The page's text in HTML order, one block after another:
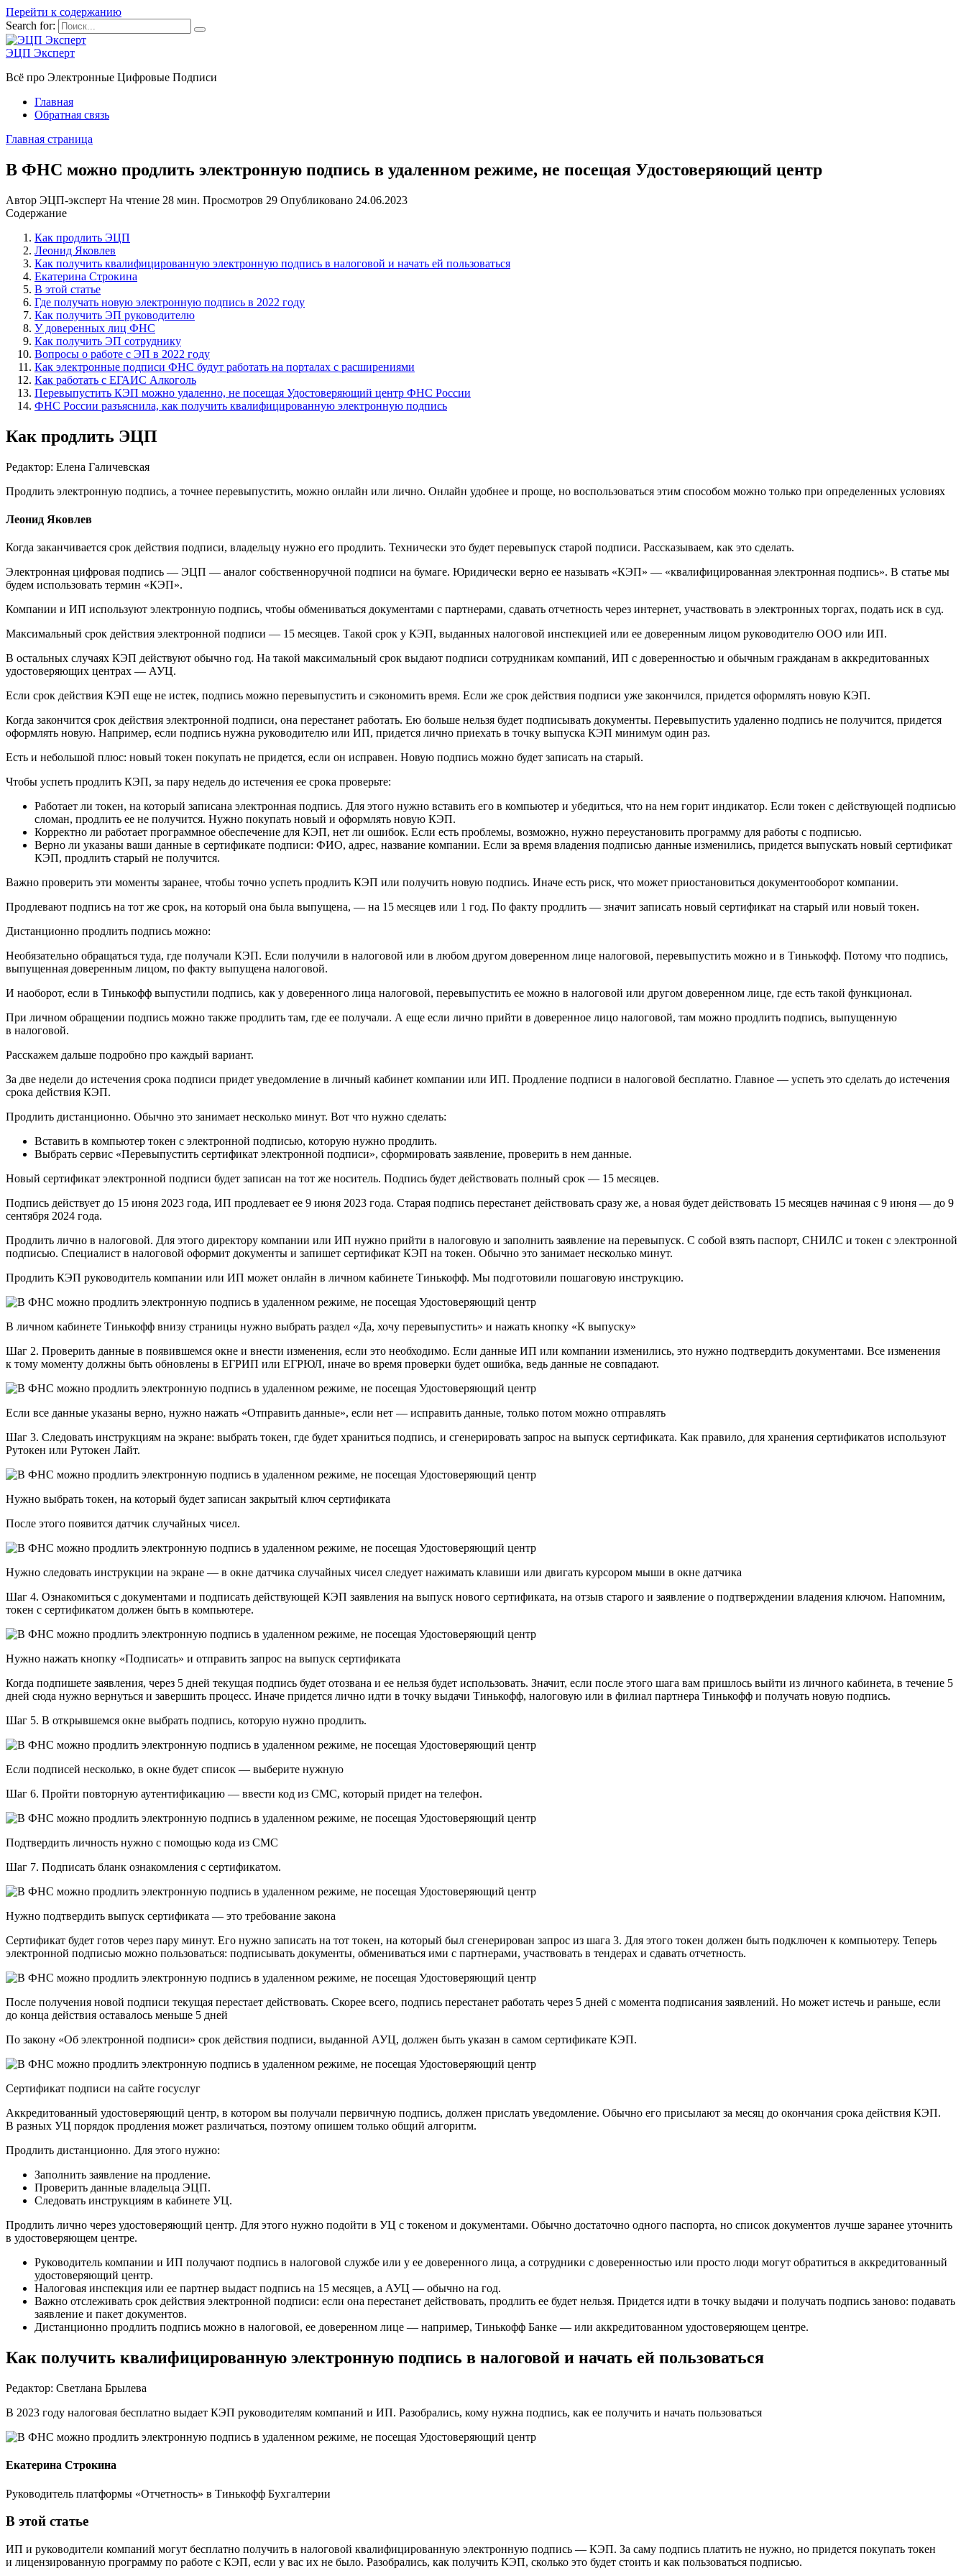
Перейти к содержанию
Search for:
ЭЦП Эксперт
Всё про Электронные Цифровые Подписи
Главная
Обратная связь
Главная страница
В ФНС можно продлить электронную подпись в удаленном режиме, не посещая Удостоверяющий центр
Автор ЭЦП-эксперт На чтение 28 мин. Просмотров 29 Опубликовано 24.06.2023
Содержание
Как продлить ЭЦП
Леонид Яковлев
Как получить квалифицированную электронную подпись в налоговой и начать ей пользоваться
Екатерина Строкина
В этой статье
Где получать новую электронную подпись в 2022 году
Как получить ЭП руководителю
У доверенных лиц ФНС
Как получить ЭП сотруднику
Вопросы о работе с ЭП в 2022 году
Как электронные подписи ФНС будут работать на порталах с расширениями
Как работать с ЕГАИС Алкоголь
Перевыпустить КЭП можно удаленно, не посещая Удостоверяющий центр ФНС России
ФНС России разъяснила, как получить квалифицированную электронную подпись
Как продлить ЭЦП
Редактор: Елена Галичевская
Продлить электронную подпись, а точнее перевыпустить, можно онлайн или лично. Онлайн удобнее и проще, но воспользоваться этим способом можно только при определенных условиях
Леонид Яковлев
Когда заканчивается срок действия подписи, владельцу нужно его продлить. Технически это будет перевыпуск старой подписи. Рассказываем, как это сделать.
Электронная цифровая подпись — ЭЦП — аналог собственноручной подписи на бумаге. Юридически верно ее называть «КЭП» — «квалифицированная электронная подпись». В статье мы
будем использовать термин «КЭП».
Компании и ИП используют электронную подпись, чтобы обмениваться документами с партнерами, сдавать отчетность через интернет, участвовать в электронных торгах, подать иск в суд.
Мак­си­маль­ный срок действия электронной подписи — 15 ме­ся­цев. Такой срок у КЭП, выданных налоговой инспекцией или ее доверенным лицом руководителю ООО или ИП.
В остальных случаях КЭП действуют обычно год. На такой максимальный срок выдают подписи сотрудникам компаний, ИП с доверенностью и обычным гражданам в аккредитованных
удостоверяющих центрах — АУЦ.
Если срок действия КЭП еще не истек, подпись можно перевыпустить и сэкономить время. Если же срок действия подписи уже закончился, придется оформлять новую КЭП.
Когда закончится срок действия электронной подписи, она перестанет работать. Ею больше нельзя будет подписывать документы. Перевыпустить удаленно подпись не получится, придется
оформлять новую. Например, если подпись нужна руководителю или ИП, придется лично приехать в точку выпуска КЭП минимум один раз.
Есть и небольшой плюс: новый токен покупать не придется, если он исправен. Новую подпись можно будет записать на старый.
Чтобы успеть продлить КЭП, за пару недель до истечения ее срока проверьте:
Работает ли токен, на который записана электронная подпись. Для этого нужно вставить его в компьютер и убедиться, что на нем горит индикатор. Если токен с действующей подписью
сломан, продлить ее не получится. Нужно покупать новый и оформлять новую КЭП.
Корректно ли работает программное обеспечение для КЭП, нет ли ошибок. Если есть проблемы, возможно, нужно переустановить программу для работы с подписью.
Верно ли указаны ваши данные в сертификате подписи: ФИО, адрес, название компании. Если за время владения подписью данные изменились, придется выпускать новый сертификат
КЭП, продлить старый не получится.
Важно проверить эти моменты заранее, чтобы точно успеть продлить КЭП или получить новую подпись. Иначе есть риск, что может приостановиться документооборот компании.
Продлевают подпись на тот же срок, на который она была выпущена, — на 15 месяцев или 1 год. По факту продлить — значит записать новый сертификат на старый или новый токен.
Дистанционно продлить подпись можно:
Необязательно обращаться туда, где получали КЭП. Если получили в налоговой или в любом другом доверенном лице налоговой, перевыпустить можно и в Тинькофф. Потому что подпись,
выпущенная доверенным лицом, по факту выпущена налоговой.
И наоборот, если в Тинькофф выпустили подпись, как у доверенного лица налоговой, перевыпустить ее можно в налоговой или другом доверенном лице, где есть такой функционал.
При личном обращении подпись можно также продлить там, где ее получали. А еще если лично прийти в доверенное лицо налоговой, там можно продлить подпись, выпущенную
в налоговой.
Расскажем дальше подробно про каждый вариант.
За две недели до истечения срока подписи придет уведомление в личный кабинет компании или ИП. Продление подписи в налоговой бесплатно. Главное — успеть это сделать до истечения
срока действия КЭП.
Продлить дистанционно. Обычно это занимает несколько минут. Вот что нужно сделать:
Вставить в компьютер токен с электронной подписью, которую нужно продлить.
Выбрать сервис «Перевыпустить сертификат электронной подписи», сформировать заявление, проверить в нем данные.
Новый сертификат электронной подписи будет записан на тот же носитель. Подпись будет действовать полный срок — 15 месяцев.
Подпись действует до 15 июня 2023 года, ИП продлевает ее 9 июня 2023 года. Старая подпись перестанет действовать сразу же, а новая будет действовать 15 месяцев начиная с 9 июня — до 9
сентября 2024 года.
Продлить лично в налоговой. Для этого директору компании или ИП нужно прийти в налоговую и заполнить заявление на перевыпуск. С собой взять паспорт, СНИЛС и токен с электронной
подписью. Специалист в налоговой оформит документы и запишет сертификат КЭП на токен. Обычно это занимает несколько минут.
Продлить КЭП руководитель компании или ИП может онлайн в личном кабинете Тинькофф. Мы подготовили пошаговую инструкцию.
В личном кабинете Тинькофф внизу страницы нужно выбрать раздел «Да, хочу перевыпустить» и нажать кнопку «К выпуску»
Шаг 2. Проверить данные в появившемся окне и внести изменения, если это необходимо. Если данные ИП или компании изменились, это нужно подтвердить документами. Все изменения
к тому моменту должны быть обновлены в ЕГРИП или ЕГРЮЛ, иначе во время проверки будет ошибка, ведь данные не совпадают.
Если все данные указаны верно, нужно нажать «Отправить данные», если нет — исправить данные, только потом можно отправлять
Шаг 3. Следовать инструкциям на экране: выбрать токен, где будет храниться подпись, и сгенерировать запрос на выпуск сертификата. Как правило, для хранения сертификатов используют
Рутокен или Рутокен Лайт.
Нужно выбрать токен, на который будет записан закрытый ключ сертификата
После этого появится датчик случайных чисел.
Нужно следовать инструкции на экране — в окне датчика случайных чисел следует нажимать клавиши или двигать курсором мыши в окне датчика
Шаг 4. Ознакомиться с документами и подписать действующей КЭП заявления на выпуск нового сертификата, на отзыв старого и заявление о подтверждении владения ключом. Напомним,
токен с сертификатом должен быть в компьютере.
Нужно нажать кнопку «Подписать» и отправить запрос на выпуск сертификата
Когда подпишете заявления, через 5 дней текущая подпись будет отозвана и ее нельзя будет использовать. Значит, если после этого шага вам пришлось выйти из личного кабинета, в течение 5
дней сюда нужно вернуться и завершить процесс. Иначе придется лично идти в точку выдачи Тинькофф, налоговую или в филиал партнера Тинькофф и получать новую подпись.
Шаг 5. В открывшемся окне выбрать подпись, которую нужно продлить.
Если подписей несколько, в окне будет список — выберите нужную
Шаг 6. Пройти повторную аутентификацию — ввести код из СМС, который придет на телефон.
Подтвердить личность нужно с помощью кода из СМС
Шаг 7. Подписать бланк ознакомления с сертификатом.
Нужно подтвердить выпуск сертификата — это требование закона
Сертификат будет готов через пару минут. Его нужно записать на тот токен, на который был сгенерирован запрос из шага 3. Для этого токен должен быть подключен к компьютеру. Теперь
электронной подписью можно пользоваться: подписывать документы, обмениваться ими с партнерами, участвовать в тендерах и сдавать отчетность.
После получения новой подписи текущая перестает действовать. Скорее всего, подпись перестанет работать через 5 дней с момента подписания заявлений. Но может истечь и раньше, если
до конца действия оставалось меньше 5 дней
По закону «Об электронной подписи» срок дей­ствия подписи, выданной АУЦ, должен быть ука­зан в самом сер­ти­фи­ка­те КЭП.
Сертификат подписи на сайте госуслуг
Аккредитованный удостоверяющий центр, в котором вы получали первичную подпись, должен прислать уведомление. Обычно его присылают за месяц до окончания срока действия КЭП.
В разных УЦ порядок продления может различаться, поэтому опишем только общий алгоритм.
Продлить дистанционно. Для этого нужно:
Заполнить заявление на продление.
Проверить данные владельца ЭЦП.
Следовать инструкциям в кабинете УЦ.
Продлить лично через удостоверяющий центр. Для этого нужно подойти в УЦ с токеном и документами. Обычно достаточно одного паспорта, но список документов лучше заранее уточнить
в удостоверяющем центре.
Руководитель компании и ИП получают подпись в налоговой службе или у ее доверенного лица, а сотрудники с доверенностью или просто люди могут обратиться в аккредитованный
удостоверяющий центр.
Налоговая инспекция или ее партнер выдаст подпись на 15 месяцев, а АУЦ — обычно на год.
Важно отслеживать срок действия электронной подписи: если она перестанет действовать, продлить ее будет нельзя. Придется идти в точку выдачи и получать подпись заново: подавать
заявление и пакет документов.
Дистанционно продлить подпись можно в налоговой, ее доверенном лице — например, Тинькофф Банке — или аккредитованном удостоверяющем центре.
Как получить квалифицированную электронную подпись в налоговой и начать ей пользоваться
Редактор: Светлана Брылева
В 2023 году налоговая бесплатно выдает КЭП руководителям компаний и ИП. Разобрались, кому нужна подпись, как ее получить и начать пользоваться
Екатерина Строкина
Руководитель платформы «Отчетность» в Тинькофф Бухгалтерии
В этой статье
ИП и руководители компаний могут бесплатно получить в налоговой квалифицированную электронную подпись — КЭП. За саму подпись платить не нужно, но придется покупать токен
и лицензированную программу по работе с КЭП, если у вас их не было. Разобрались, как получить КЭП, сколько это будет стоить и как пользоваться подписью.